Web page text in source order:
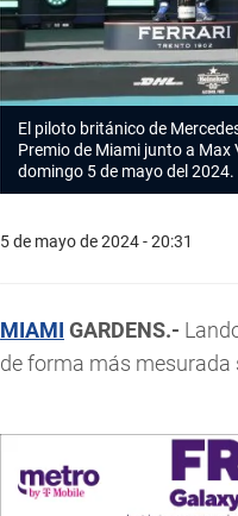
El piloto británico de
Premio de Miami junto a Max
domingo 5 de mayo del 2024.
5 de mayo de 2024 - 20:31
MIAMI GARDENS.-
de forma más mesurada